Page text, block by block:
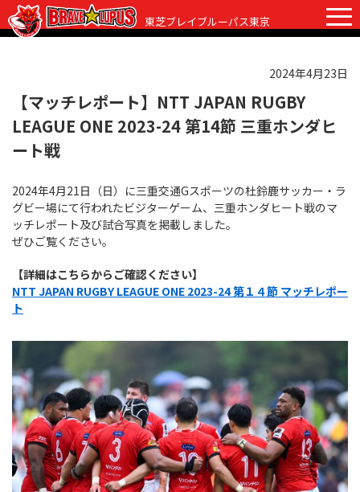
東芝ブレイブルーパス東京
チケット グッズ ファンクラブ 観戦ガイド
観戦ガイド
ラグビーって何？
会場紹介
クラブからのお願い
ニュース
選手・スタッフ
選手
スタッフ
クラブ情報
クラブ情報
株式会社 チームの歴史
地域貢献活動
アカデミー
パートナー
パートナーシップのご案内
2024年4月23日
【マッチレポート】NTT JAPAN RUGBY
LEAGUE ONE 2023-24 第14節 三重ホンダヒ
ート戦
2024年4月21日（日）に三重交通Gスポーツの杜鈴鹿サッカー・ラ
グビー場にて行われたビジターゲーム、三重ホンダヒート戦のマ
ッチレポート及び試合写真を掲載しました。
ぜひご覧ください。
【詳細はこちらからご確認ください】
NTT JAPAN RUGBY LEAGUE ONE 2023-24 第１４節 マッチレポー
ト